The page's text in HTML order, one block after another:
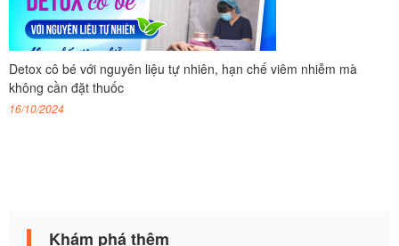
Detox cô bé với nguyên liệu tự nhiên, hạn chế viêm nhiễm mà
không cần đặt thuốc
16/10/2024
Khám phá thêm